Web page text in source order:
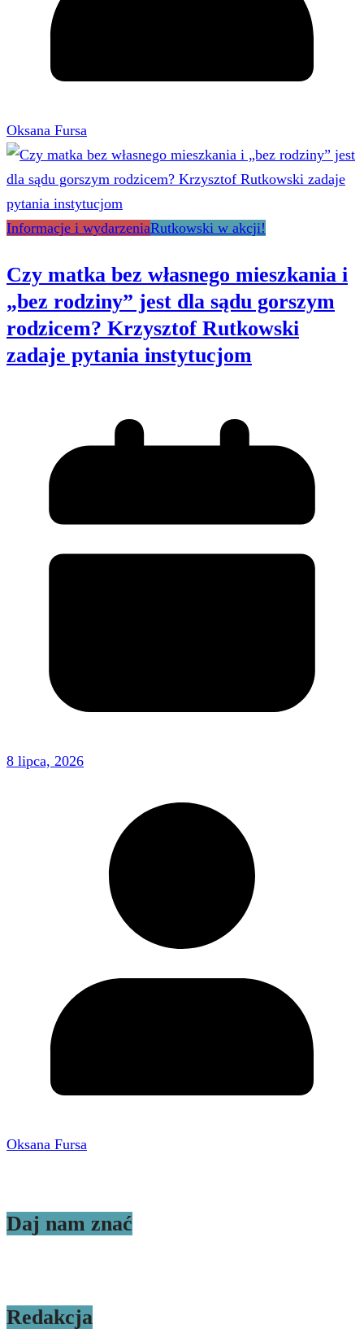
Oksana Fursa
Informacje i wydarzeniaRutkowski w akcji!
Czy matka bez własnego mieszkania i
„bez rodziny” jest dla sądu gorszym
rodzicem? Krzysztof Rutkowski
zadaje pytania instytucjom
8 lipca, 2026
Oksana Fursa
Daj nam znać
Redakcja